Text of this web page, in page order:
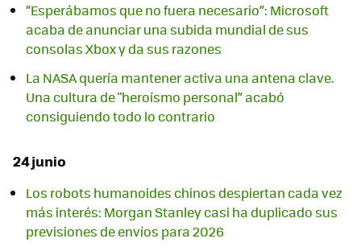
“Esperábamos que no fuera necesario”: Microsoft
acaba de anunciar una subida mundial de sus
consolas Xbox y da sus razones
La NASA quería mantener activa una antena clave.
Una cultura de "heroísmo personal” acabó
consiguiendo todo lo contrario
24 junio
Los robots humanoides chinos despiertan cada vez
más interés: Morgan Stanley casi ha duplicado sus
previsiones de envíos para 2026